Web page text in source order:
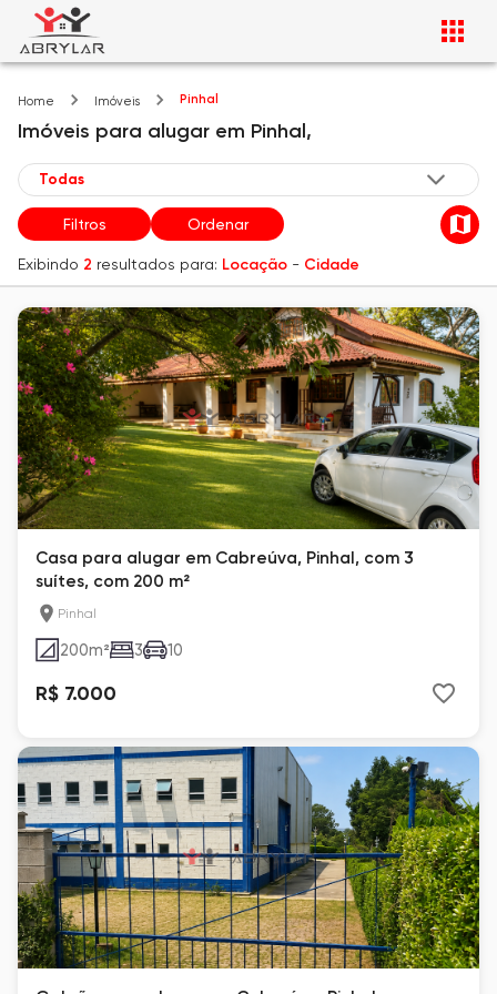
Home Imóveis Pinhal
Imóveis para alugar em Pinhal,
Filtros Ordenar
Exibindo 2 resultados para: Locação - Cidade
Casa para alugar em Cabreúva, Pinhal, com 3
suítes, com 200 m²
Pinhal
200m² 3 10
R$ 7.000